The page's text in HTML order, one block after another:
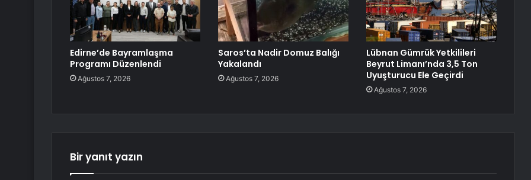
Edirne’de Bayramlaşma
Programı Düzenlendi
Ağustos 7, 2026
Saros’ta Nadir Domuz Balığı
Yakalandı
Ağustos 7, 2026
Lübnan Gümrük Yetkilileri
Beyrut Limanı’nda 3,5 Ton
Uyuşturucu Ele Geçirdi
Ağustos 7, 2026
Bir yanıt yazın